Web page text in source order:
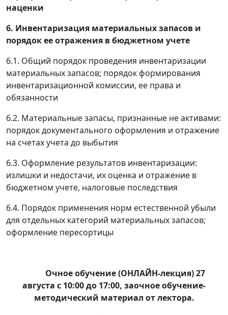
наценки
6. Инвентаризация материальных запасов и
порядок ее отражения в бюджетном учете
6.1. Общий порядок проведения инвентаризации
материальных запасов; порядок формирования
инвентаризационной комиссии, ее права и
обязанности
6.2. Материальные запасы, признанные не активами:
порядок документального оформления и отражение
на счетах учета до выбытия
6.3. Оформление результатов инвентаризации:
излишки и недостачи, их оценка и отражение в
бюджетном учете, налоговые последствия
6.4. Порядок применения норм естественной убыли
для отдельных категорий материальных запасов;
оформление пересортицы
Очное обучение (ОНЛАЙН-лекция) 27
августа с 10:00 до 17:00, заочное обучение-
методический материал от лектора.